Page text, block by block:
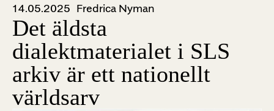
14.05.2025 Fredrica Nyman
Det äldsta
dialektmaterialet i SLS
arkiv är ett nationellt
världsarv